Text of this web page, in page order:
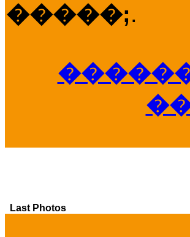
�����;.
Last Photos